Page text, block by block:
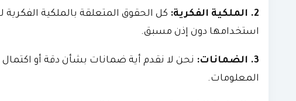
2. الملكية الفكرية:
كل الحقوق المتعلقة بالملكية
استخدامها دون إذن مسبق.
3. الضمانات:
نحن لا نقدم أية ضمانات بشأن دقة أو
المعلومات.